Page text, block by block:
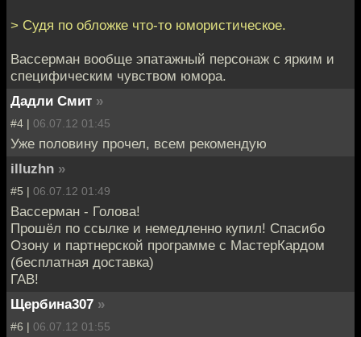
> Судя по обложке что-то юмористическое.
Вассерман вообще эпатажный персонаж с ярким и
специфическим чувством юмора.
Дадли Смит »
#4 | 06.07.12 01:45
Уже половину прочел, всем рекомендую
illuzhn »
#5 | 06.07.12 01:49
Вассерман - Голова!
Прошёл по ссылке и немедленно купил! Спасибо
Озону и партнерской программе с МастерКардом
(бесплатная доставка)
ГАВ!
Щербина307 »
#6 | 06.07.12 01:55